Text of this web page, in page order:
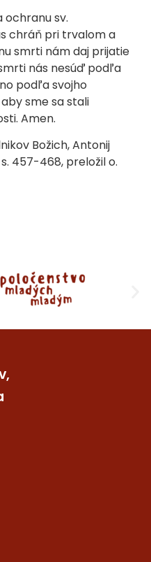
ochranu sv.
chráň pri trvalom a
smrti nám daj prijatie
nás nesúď podľa
podľa svojho
sme sa stali
Amen.
Božich, Antonij
457-468, preložil o.